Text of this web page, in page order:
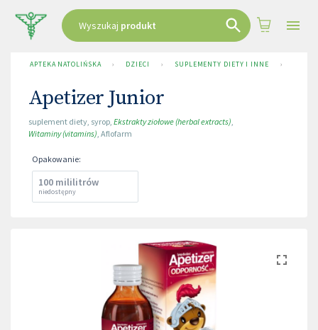
Wyszukaj produkt
APTEKA NATOLIŃSKA › DZIECI › SUPLEMENTY DIETY I INNE ›
Apetizer Junior
suplement diety, syrop, Ekstrakty ziołowe (herbal extracts),
Witaminy (vitamins), Aflofarm
Opakowanie:
100 mililitrów
niedostępny